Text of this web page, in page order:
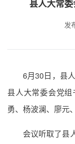
县人大常
发
6月30日，县
县人大常委会党
勇、杨波澜、廖元
会议听取了县